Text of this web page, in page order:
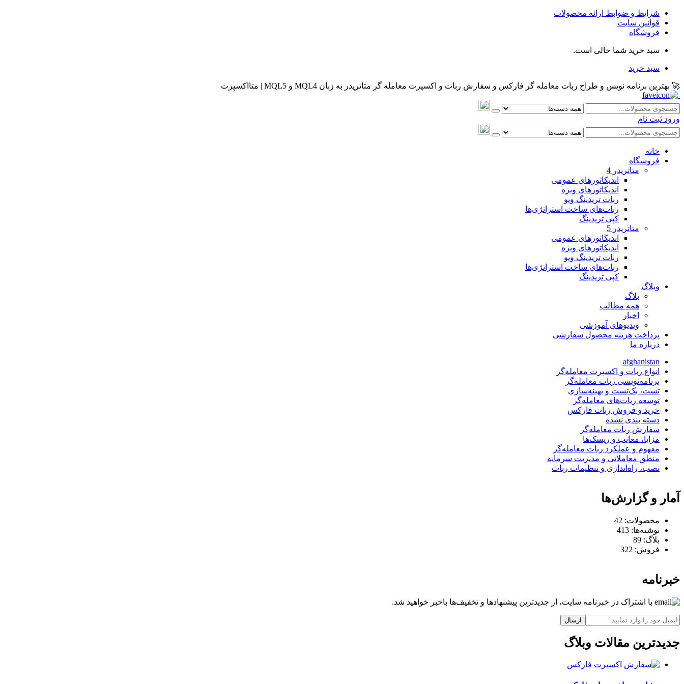
شرایط و ضوابط ارائه محصولات
قوانین سایت
فروشگاه
سبد خرید شما خالی است.
سبد خرید
🚀 بهترین برنامه نویس و طراح ربات معامله گر فارکس و سفارش ربات و اکسپرت معامله گر متاتریدر به زبان MQL4 و MQL5 | متااکسپرت
ورود ثبت نام
خانه
فروشگاه
متاتريدر 4
اندیکاتورهای عمومی
اندیکاتورهای ویژه
ربات تریدینگ ویو
ربات‌های ساخت استراتژی‌ها
کپی تریدینگ
متاتريدر 5
اندیکاتورهای عمومی
اندیکاتورهای ویژه
ربات تریدینگ ویو
ربات‌های ساخت استراتژی‌ها
کپی تریدینگ
وبلاگ
بلاگ
همه مطالب
اخبار
ویدیوهای آموزشی
پرداخت هزینه محصول سفارشی
درباره ما
afghanistan
انواع ربات و اکسپرت معامله‌گر
برنامه‌نویسی ربات معامله‌گر
تست، بک‌تست و بهینه‌سازی
توسعه ربات‌های معامله‌گر
خرید و فروش ربات فارکس
دسته بندی نشده
سفارش ربات معامله‌گر
مزایا، معایب و ریسک‌ها
مفهوم و عملکرد ربات معامله‌گر
منطق معاملاتی و مدیریت سرمایه
نصب، راه‌اندازی و تنظیمات ربات
آمار و گزارش‌ها
محصولات: 42
نوشته‌ها: 413
بلاگ: 89
فروش: 322
خبرنامه
با اشتراک در خبرنامه سایت، از جدیدترین پیشنهادها و تخفیف‌ها باخبر خواهید شد.
ارسال
جدیدترین مقالات وبلاگ